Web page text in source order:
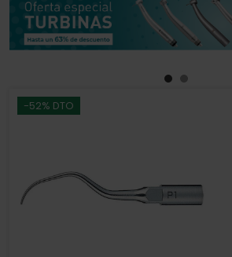
-52% DTO